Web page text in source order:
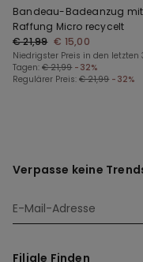
Bandeau-Badeanzug mit
Raffung Micro recycelt
€ 21,99 € 15,00
Niedrigster Preis in den letzten
Tagen: € 21,99 -32%
Regulärer Preis: € 21,99 -32%
Verpasse keine
Filiale Finden